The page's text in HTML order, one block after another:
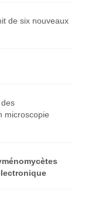
de six nouveaux
microscopie